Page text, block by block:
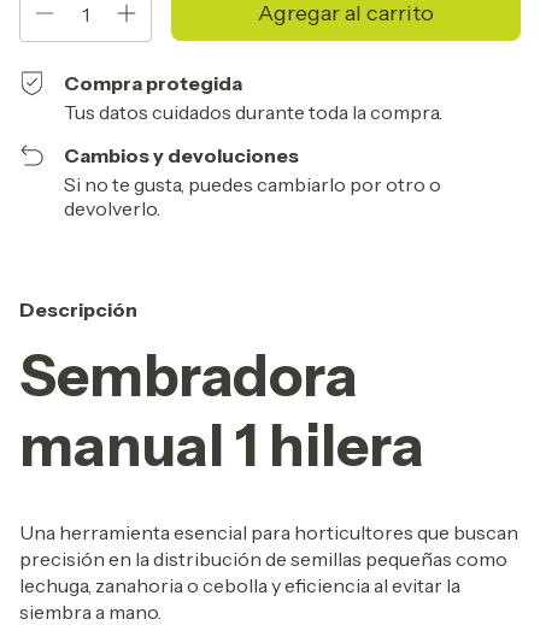
Compra protegida
Tus datos cuidados durante toda la compra.
Cambios y devoluciones
Si no te gusta, puedes cambiarlo por otro o
devolverlo.
Descripción
Sembradora
manual 1 hilera
Una herramienta esencial para horticultores que buscan
precisión en la distribución de semillas pequeñas como
lechuga, zanahoria o cebolla y eficiencia al evitar la
siembra a mano.